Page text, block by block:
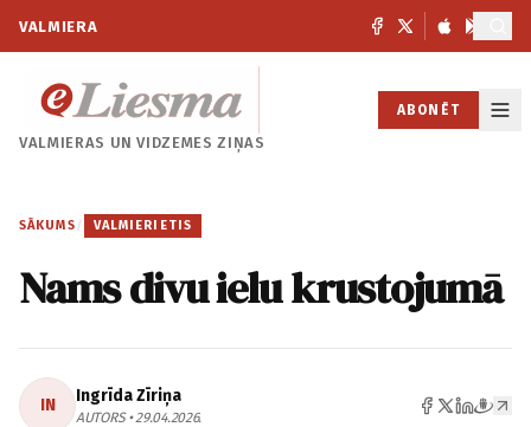
VALMIERA
VALMIERAS UNVIDZEMES ZIŅAS
ABONĒT
SĀKUMS / VALMIERIETIS
Nams divu ielu krustojumā
IN Ingrīda Zīriņa
AUTORS • 29.04.2026.